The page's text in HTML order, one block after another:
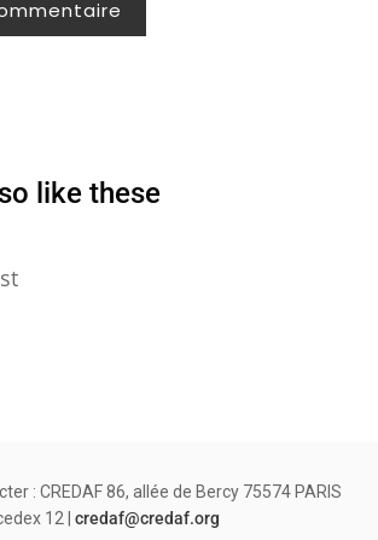
like these
: CREDAF 86, allée de Bercy 75574 PARIS
12 | credaf@credaf.org